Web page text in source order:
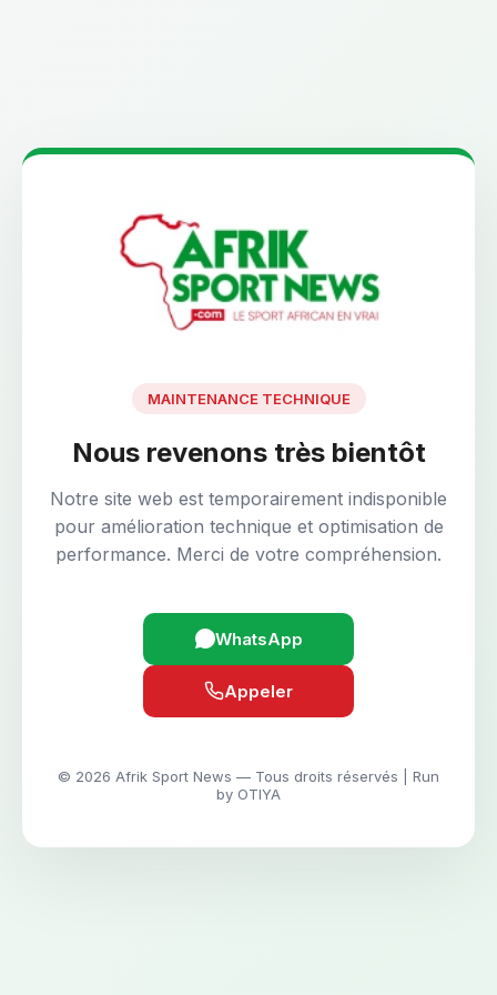
MAINTENANCE TECHNIQUE
Nous revenons très bientôt
Notre site web est temporairement indisponible
pour amélioration technique et optimisation de
performance. Merci de votre compréhension.
WhatsApp
Appeler
© 2026 Afrik Sport News — Tous droits réservés | Run
by OTIYA